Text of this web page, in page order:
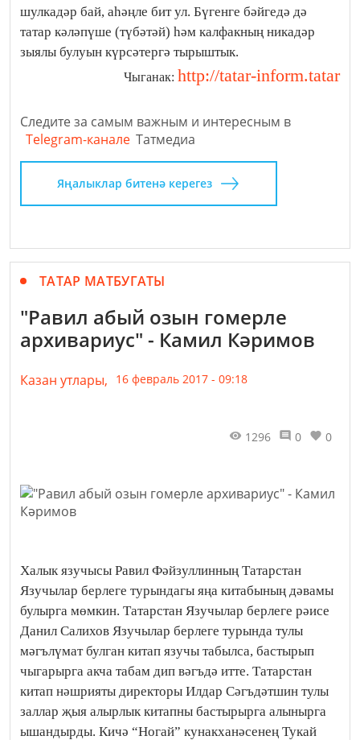
шулкадәр бай, аһәңле бит ул. Бүгенге бәйгедә дә
татар кәләпүше (түбәтәй) һәм калфакның никадәр
зыялы булуын күрсәтергә тырыштык.
Чыганак: http://tatar-inform.tatar
Следите за самым важным и интересным в
Telegram-канале Татмедиа
Яңалыклар битенә керегез
ТАТАР МАТБУГАТЫ
"Равил абый озын гомерле
архивариус" - Камил Кәримов
Казан утлары, 16 февраль 2017 - 09:18
1296 0 0
Халык язучысы Равил Фәйзуллинның Татарстан
Язучылар берлеге турындагы яңа китабының дәвамы
булырга мөмкин. Татарстан Язучылар берлеге рәисе
Данил Салихов Язучылар берлеге турында тулы
мәгълүмат булган китап язучы табылса, бастырып
чыгарырга акча табам дип вәгъдә итте. Татарстан
китап нәшрияты директоры Илдар Сәгъдәтшин тулы
заллар җыя алырлык китапны бастырырга алынырга
ышандырды. Кичә “Ногай” кунакханәсенең Тукай